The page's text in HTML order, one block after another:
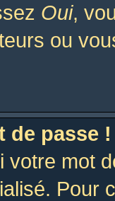
Oui,
ou
de passe !
votre mot
Pour